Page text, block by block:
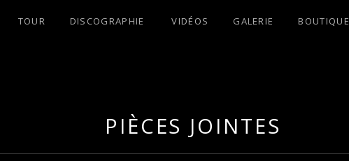
TOUR DISCOGRAPHIE VIDÉOS GALERIE BOUTIQUE
PIÈCES JOINTES